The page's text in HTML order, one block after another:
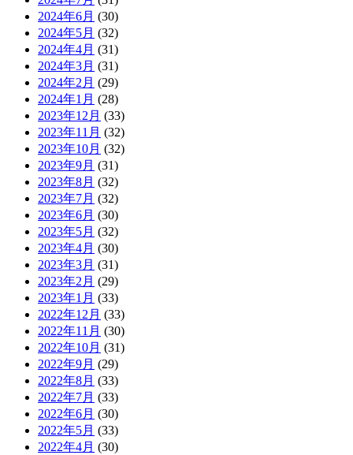
2024年6月 (30)
2024年5月 (32)
2024年4月 (31)
2024年3月 (31)
2024年2月 (29)
2024年1月 (28)
2023年12月 (33)
2023年11月 (32)
2023年10月 (32)
2023年9月 (31)
2023年8月 (32)
2023年7月 (32)
2023年6月 (30)
2023年5月 (32)
2023年4月 (30)
2023年3月 (31)
2023年2月 (29)
2023年1月 (33)
2022年12月 (33)
2022年11月 (30)
2022年10月 (31)
2022年9月 (29)
2022年8月 (33)
2022年7月 (33)
2022年6月 (30)
2022年5月 (33)
2022年4月 (30)